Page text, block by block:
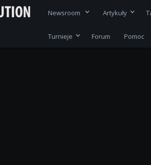
Newsroom Artykuły
Turnieje Forum Pomoc